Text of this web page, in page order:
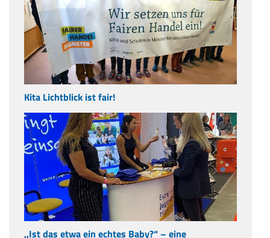
Kita Lichtblick ist fair!
,,Ist das etwa ein echtes Baby?“ – eine